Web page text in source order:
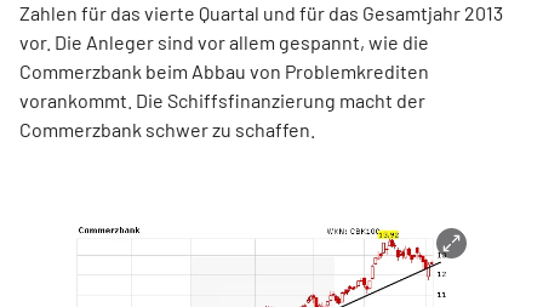
Zahlen für das vierte Quartal und für das Gesamtjahr 2013
vor. Die Anleger sind vor allem gespannt, wie die
Commerzbank beim Abbau von Problemkrediten
vorankommt. Die Schiffsfinanzierung macht der
Commerzbank schwer zu schaffen.